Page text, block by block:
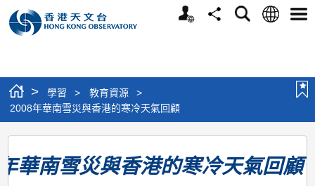
個
分
搜
語
選
> 學習 > 教育資源
>
2008年華南雪災與香港的寒冷天氣回顧
2008
年華南雪災與香港的寒冷天氣回顧